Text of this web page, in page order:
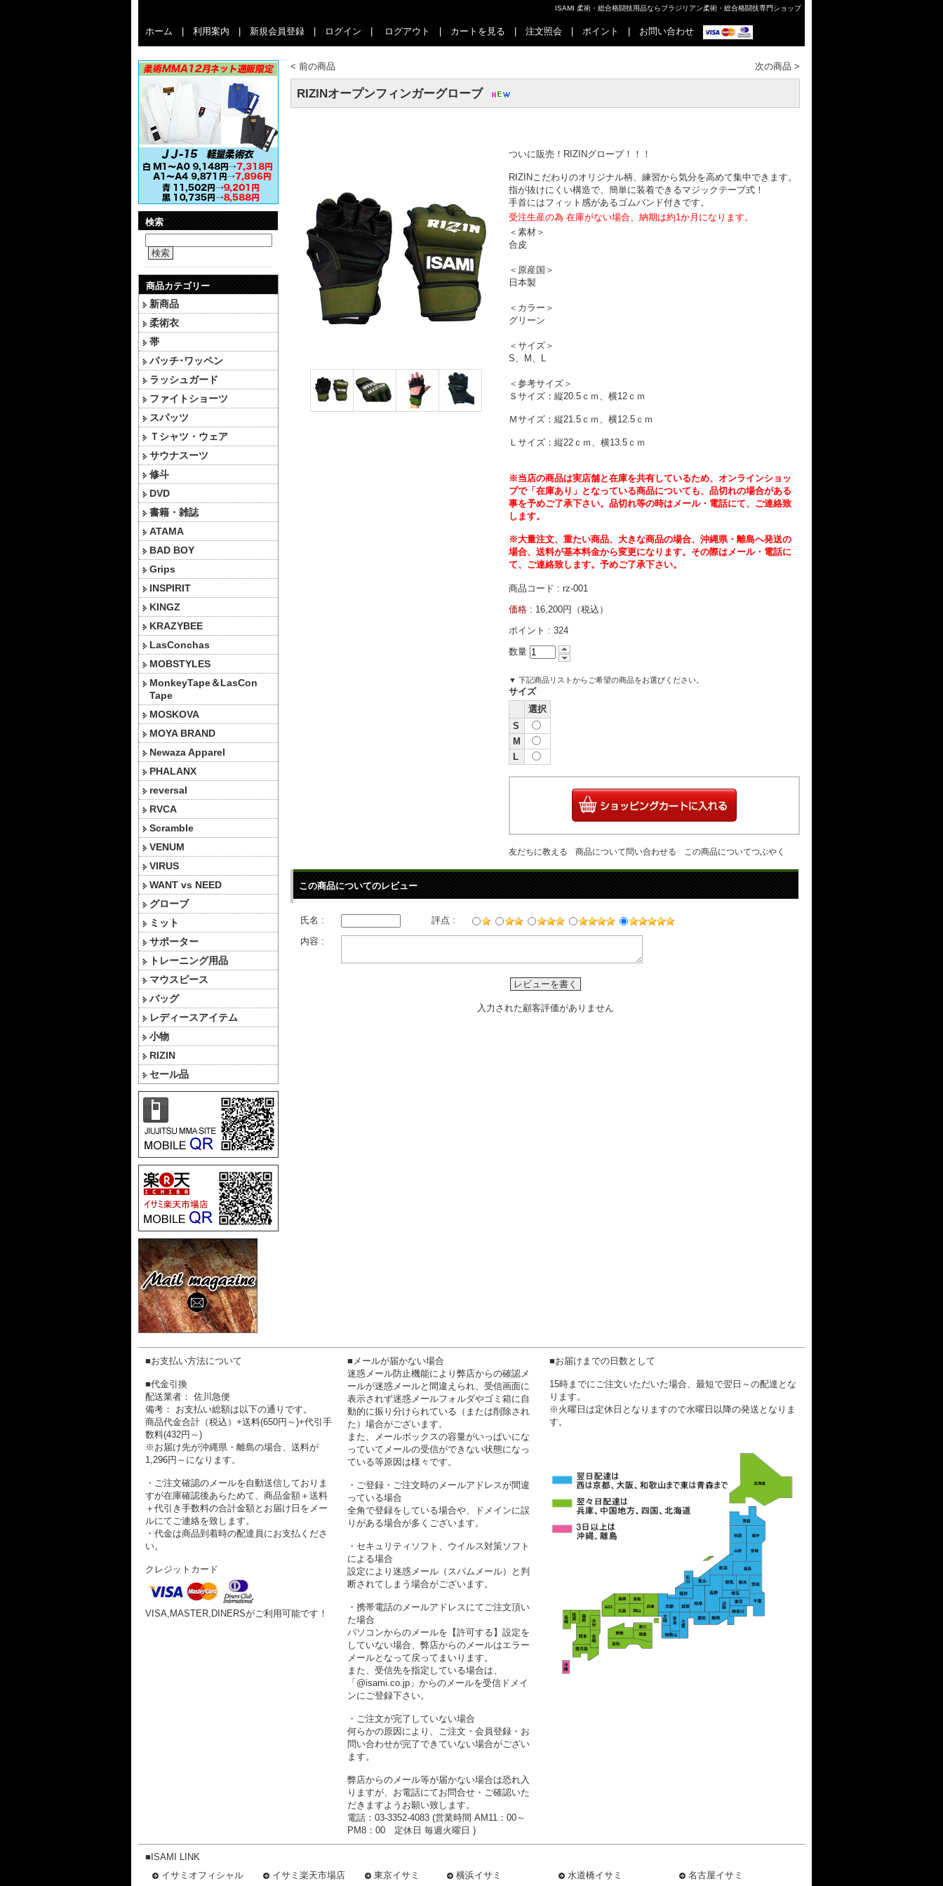
ISAMI 柔術・総合格闘技用品ならブラジリアン柔術・総合格闘技専門ショップ
ホーム 利用案内 新規会員登録 ログイン ログアウト カートを見る 注文照会 ポイント お問い合わせ
検索
検索
商品カテゴリー
新商品
柔術衣
帯
パッチ･ワッペン
ラッシュガード
ファイトショーツ
スパッツ
Ｔシャツ・ウェア
サウナスーツ
修斗
DVD
書籍・雑誌
ATAMA
BAD BOY
Grips
INSPIRIT
KINGZ
KRAZYBEE
LasConchas
MOBSTYLES
MonkeyTape＆LasCon
Tape
MOSKOVA
MOYA BRAND
Newaza Apparel
PHALANX
reversal
RVCA
Scramble
VENUM
VIRUS
WANT vs NEED
グローブ
ミット
サポーター
トレーニング用品
マウスピース
バッグ
レディースアイテム
小物
RIZIN
セール品
< 前の商品 次の商品 >
RIZINオープンフィンガーグローブ
ついに販売！RIZINグローブ！！！
RIZINこだわりのオリジナル柄、練習から気分を高めて集中できます。
指が抜けにくい構造で、簡単に装着できるマジックテープ式！
手首にはフィット感があるゴムバンド付きです。
受注生産の為 在庫がない場合、納期は約1か月になります。
＜素材＞
合皮
＜原産国＞
日本製
＜カラー＞
グリーン
＜サイズ＞
S、M、L
＜参考サイズ＞
Ｓサイズ：縦20.5ｃｍ、横12ｃｍ
Ｍサイズ：縦21.5ｃｍ、横12.5ｃｍ
Ｌサイズ：縦22ｃｍ、横13.5ｃｍ
※当店の商品は実店舗と在庫を共有しているため、オンラインショッ
プで「在庫あり」となっている商品についても、品切れの場合がある
事を予めご了承下さい。品切れ等の時はメール・電話にて、ご連絡致
します。
※大量注文、重たい商品、大きな商品の場合、沖縄県・離島へ発送の
場合、送料が基本料金から変更になります。その際はメール・電話に
て、ご連絡致します。予めご了承下さい。
商品コード : rz-001
価格 : 16,200円（税込）
ポイント : 324
数量
▼ 下記商品リストからご希望の商品をお選びください。
サイズ
選択
S
M
L
友だちに教える 商品について問い合わせる この商品についてつぶやく
この商品についてのレビュー
氏名 :
評点 :
内容 :
レビューを書く
入力された顧客評価がありません
■お支払い方法について
■代金引換
配送業者： 佐川急便
備考： お支払い総額は以下の通りです。
商品代金合計（税込）+送料(650円～)+代引手
数料(432円～)
※お届け先が沖縄県・離島の場合、送料が
1,296円～になります。
・ご注文確認のメールを自動送信しておりま
すが在庫確認後あらためて、商品金額＋送料
＋代引き手数料の合計金額とお届け日をメー
ルにてご連絡を致します。
・代金は商品到着時の配達員にお支払くださ
い。
クレジットカード
VISA,MASTER,DINERSがご利用可能です！
■メールが届かない場合
迷惑メール防止機能により弊店からの確認メ
ールが迷惑メールと間違えられ、受信画面に
表示されず迷惑メールフォルダやゴミ箱に自
動的に振り分けられている（または削除され
た）場合がございます。
また、メールボックスの容量がいっぱいにな
っていてメールの受信ができない状態になっ
ている等原因は様々です。
・ご登録・ご注文時のメールアドレスが間違
っている場合
全角で登録をしている場合や、ドメインに誤
りがある場合が多くございます。
・セキュリティソフト、ウイルス対策ソフト
による場合
設定により迷惑メール（スパムメール）と判
断されてしまう場合がございます。
・携帯電話のメールアドレスにてご注文頂い
た場合
パソコンからのメールを【許可する】設定を
していない場合、弊店からのメールはエラー
メールとなって戻ってまいります。
また、受信先を指定している場合は、
「@isami.co.jp」からのメールを受信ドメイ
ンにご登録下さい。
・ご注文が完了していない場合
何らかの原因により、ご注文・会員登録・お
問い合わせが完了できていない場合がござい
ます。
弊店からのメール等が届かない場合は恐れ入
りますが、お電話にてお問合せ・ご確認いた
だきますようお願い致します。
電話：03-3352-4083 (営業時間 AM11：00～
PM8：00 定休日 毎週火曜日 )
■お届けまでの日数として
15時までにご注文いただいた場合、最短で翌日～の配達とな
ります。
※火曜日は定休日となりますので水曜日以降の発送となりま
す。
■ISAMI LINK
イサミオフィシャル
イサミ楽天市場店 東京イサミ 横浜イサミ 水道橋イサミ 名古屋イサミ